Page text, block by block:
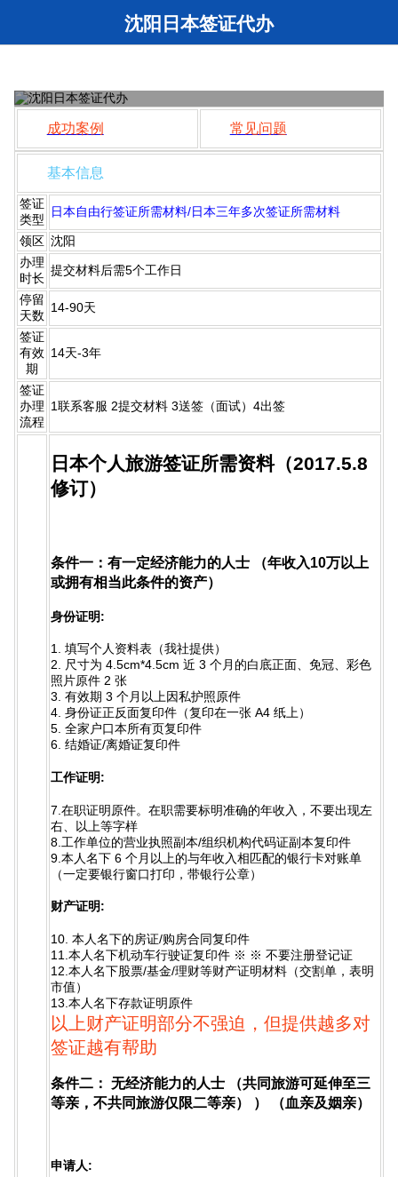
沈阳日本签证代办
成功案例 常见问题
基本信息
签证
类型
日本自由行签证所需材料/日本三年多次签证所需材料
领区 沈阳
办理
时长
提交材料后需5个工作日
停留
天数
14-90天
签证
有效
期
14天-3年
签证
办理
流程
1联系客服 2提交材料 3送签（面试）4出签
日本个人旅游签证所需资料（2017.5.8
修订）
条件一：有一定经济能力的人士 （年收入10万以上
或拥有相当此条件的资产）
身份证明:
1. 填写个人资料表（我社提供）
2. 尺寸为 4.5cm*4.5cm 近 3 个月的白底正面、免冠、彩色
照片原件 2 张
3. 有效期 3 个月以上因私护照原件
4. 身份证正反面复印件（复印在一张 A4 纸上）
5. 全家户口本所有页复印件
6. 结婚证/离婚证复印件
工作证明:
7.在职证明原件。在职需要标明准确的年收入，不要出现左
右、以上等字样
8.工作单位的营业执照副本/组织机构代码证副本复印件
9.本人名下 6 个月以上的与年收入相匹配的银行卡对账单
（一定要银行窗口打印，带银行公章）
财产证明:
10. 本人名下的房证/购房合同复印件
11.本人名下机动车行驶证复印件 ※ ※ 不要注册登记证
12.本人名下股票/基金/理财等财产证明材料（交割单，表明
市值）
13.本人名下存款证明原件
以上财产证明部分不强迫，但提供越多对
签证越有帮助
条件二： 无经济能力的人士 （共同旅游可延伸至三
等亲，不共同旅游仅限二等亲） ） （血亲及姻亲）
申请人: